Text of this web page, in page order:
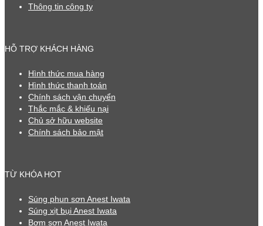
Thông tin công ty
HỖ TRỢ KHÁCH HÀNG
Hình thức mua hàng
Hình thức thanh toán
Chính sách vận chuyển
Thắc mắc & khiếu nại
Chủ sở hữu website
Chính sách bảo mật
TỪ KHÓA HOT
Súng phun sơn Anest Iwata
Súng xịt bụi Anest Iwata
Bơm sơn Anest Iwata